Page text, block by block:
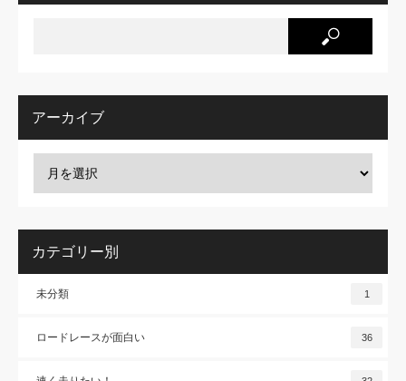
アーカイブ
カテゴリー別
未分類 1
ロードレースが面白い 36